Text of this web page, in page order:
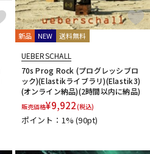
新品 NEW 送料無料
UEBERSCHALL
70s Prog Rock (プログレッシブロ
ック)(Elastikライブラリ)(Elastik3)
(オンライン納品)(2時間以内に納品)
販売価格¥9,922(税込)
ポイント：1%(90pt)